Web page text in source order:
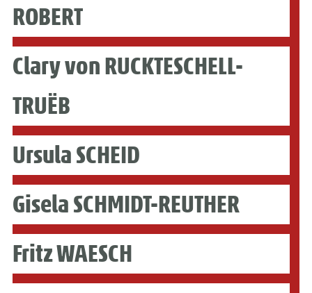
ROBERT
Clary von RUCKTESCHELL-
TRUËB
Ursula SCHEID
Gisela SCHMIDT-REUTHER
Fritz WAESCH